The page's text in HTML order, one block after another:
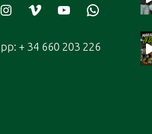
Instagram
VimeoYouTubeWhatsApp
+ 34 660 203 226